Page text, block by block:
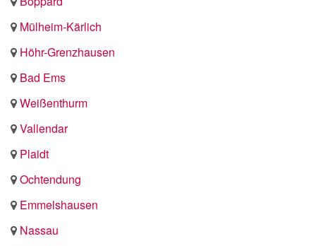
Mülheim-Kärlich
Höhr-Grenzhausen
Bad Ems
Weißenthurm
Vallendar
Plaidt
Ochtendung
Emmelshausen
Nassau